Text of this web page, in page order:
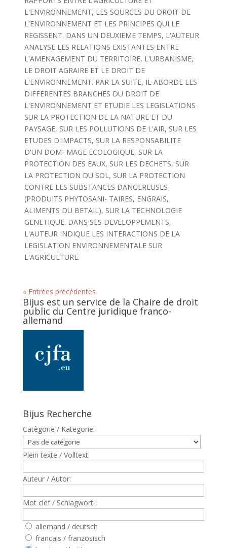
L'ENVIRONNEMENT, LES SOURCES DU DROIT DE
L'ENVIRONNEMENT ET LES PRINCIPES QUI LE
REGISSENT. DANS UN DEUXIEME TEMPS, L'AUTEUR
ANALYSE LES RELATIONS EXISTANTES ENTRE
L'AMENAGEMENT DU TERRITOIRE, L'URBANISME,
LE DROIT AGRAIRE ET LE DROIT DE
L'ENVIRONNEMENT. PAR LA SUITE, IL ABORDE LES
DIFFERENTES BRANCHES DU DROIT DE
L'ENVIRONNEMENT ET ETUDIE LES LEGISLATIONS
SUR LA PROTECTION DE LA NATURE ET DU
PAYSAGE, SUR LES POLLUTIONS DE L'AIR, SUR LES
ETUDES D'IMPACTS, SUR LA RESPONSABILITE
D'UN DOM- MAGE ECOLOGIQUE, SUR LA
PROTECTION DES EAUX, SUR LES DECHETS, SUR
LA PROTECTION DU SOL, SUR LA PROTECTION
CONTRE LES SUBSTANCES DANGEREUSES
(PRODUITS PHYTOSANI- TAIRES, ENGRAIS,
ALIMENTS DU BETAIL), SUR LA TECHNOLOGIE
GENETIQUE. DANS SES DEVELOPPEMENTS,
L'AUTEUR INDIQUE LES INTERACTIONS DE LA
LEGISLATION ENVIRONNEMENTALE SUR
L'AGRICULTURE.
« Entrées précédentes
Bijus est un service de la Chaire de droit
public du Centre juridique franco-
allemand
Bijus Recherche
Catègorie / Kategorie:
Plein texte / Volltext:
Auteur / Autor:
Mot clef / Schlagwort:
allemand / deutsch
francais / französisch